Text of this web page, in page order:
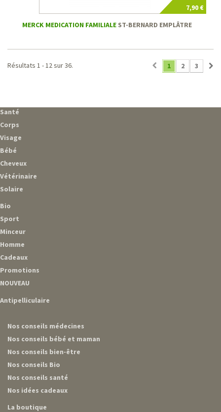
7,90 €
MERCK MEDICATION FAMILIALE ST-BERNARD EMPLÂTRE
1 2 3
Résultats 1 - 12 sur 36.
Santé
Corps
Visage
Bébé
Cheveux
Vétérinaire
Solaire
Bio
Sport
Minceur
Homme
Cadeaux
Promotions
NOUVEAU
Antipelliculaire
Nos conseils médecines
Nos conseils bébé et maman
Nos conseils bien-être
Nos conseils Bio
Nos conseils santé
Nos idées cadeaux
La boutique